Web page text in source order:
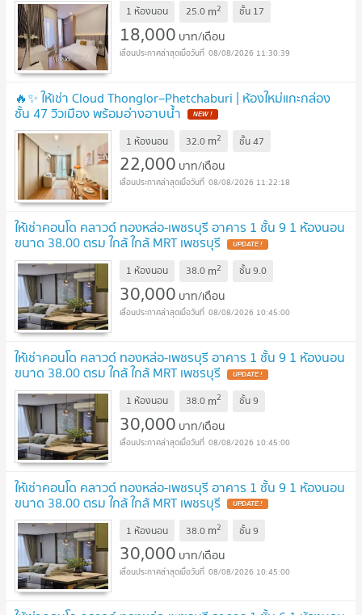
1 ห้องนอน 25.0 m2 ชั้น 17
18,000 บาท/เดือน
08/08/2026 11:30:39
🔥✨ ให้เช่า Cloud Thonglor–Phetchaburi | ห้องใหม่แกะกล่อง
ชั้น 47 วิวเมือง พร้อมอ่างอาบน้ำ
1 ห้องนอน 32.0 m2 ชั้น47
22,000 บาท/เดือน
08/08/2026 11:22:18
ให้เช่าคอนโด คลาวด์ ทองหล่อ-เพชรบุรี อาคาร 1 ชั้น 9 1 ห้องนอน
ขนาด 38.00 ตรม ใกล้ ใกล้ MRT เพชรบุรี
1 ห้องนอน 38.0 m2 ชั้น9.0
30,000 บาท/เดือน
08/08/2026 10:45:00
ให้เช่าคอนโด คลาวด์ ทองหล่อ-เพชรบุรี อาคาร 1 ชั้น 9 1 ห้องนอน
ขนาด 38.00 ตรม ใกล้ ใกล้ MRT เพชรบุรี
1 ห้องนอน 38.0 m2 ชั้น9
30,000 บาท/เดือน
08/08/2026 10:45:00
ให้เช่าคอนโด คลาวด์ ทองหล่อ-เพชรบุรี อาคาร 1 ชั้น 9 1 ห้องนอน
ขนาด 38.00 ตรม ใกล้ ใกล้ MRT เพชรบุรี
1 ห้องนอน 38.0 m2 ชั้น9
30,000 บาท/เดือน
08/08/2026 10:45:00